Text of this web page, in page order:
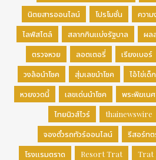
นิตยสารออนไลน์
โปรโมชั่น ความ
ไลฟ์สไตล์
สลากกินแบ่งรัฐบาล ผล
ตรวจหวย
ลอตเตอรี่ เรียงเบอร์
วงล้อนำโชค
สุ่มเลขนำโชค ไอ้ไข่เด็
หวยงวดนี้
เลขเด่นนำโชค พระพิฆเนศ
ไทยนิวส์ไวร์
thainewswire
จองตั๋วรถทัวร์ออนไลน์
รีสอร์ทต
โรงแรมตราด
Resort Trat Trat